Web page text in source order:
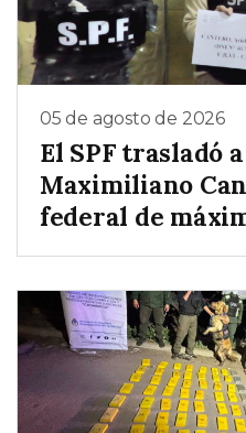
05 de agosto de 2026
El SPF trasladó
Maximiliano
federal de